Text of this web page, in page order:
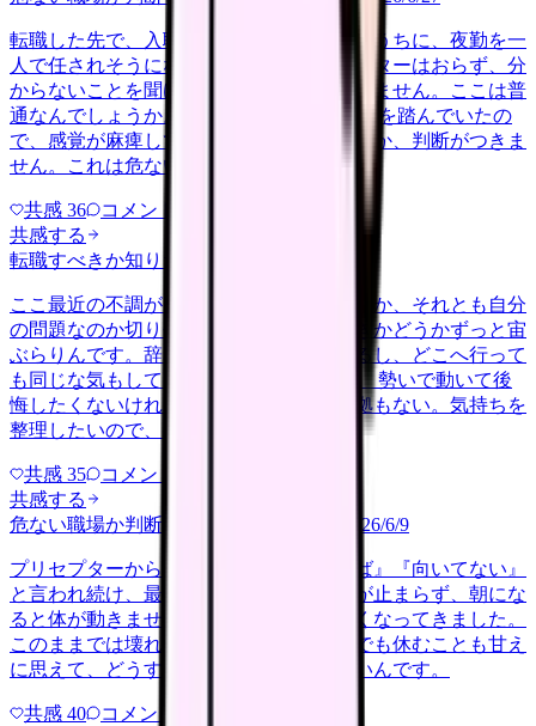
転職した先で、入職して二ヶ月も経たないうちに、夜勤を一
人で任されそうになっています。プリセプターはおらず、分
からないことを聞ける相手も日によっていません。ここは普
通なんでしょうか。 前の職場はもっと段階を踏んでいたの
で、感覚が麻痺しているのか自分が甘いのか、判断がつきま
せん。これは危ない環境なのか…
共感 36 コメント
共感する
転職すべきか知りたい
ここ最近の不調が、職場の環境のせいなのか、それとも自分
の問題なのか切り分けられず、転職すべきかどうかずっと宙
ぶらりんです。辞めれば楽になる気もするし、どこへ行って
も同じな気もして、決め手がありません。 勢いで動いて後
悔したくないけれど、このまま留まる根拠もない。気持ちを
整理したいので、判断材料の集…
共感 35 コメント
共感する
危ない職場か判断してほしい
2026/6/9
プリセプターから毎日のように『辞めれば』『向いてない』
と言われ続け、最近は職場が近づくと涙が止まらず、朝にな
ると体が動きません。食事も喉を通らなくなってきました。
このままでは壊れてしまう気がします。でも休むことも甘え
に思えて、どうすればいいのか分からないんです。
共感 40 コメント